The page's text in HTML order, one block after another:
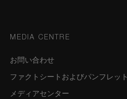
MEDIA CENTRE
お問い合わせ
ファクトシートおよびパンフレット
メディアセンター